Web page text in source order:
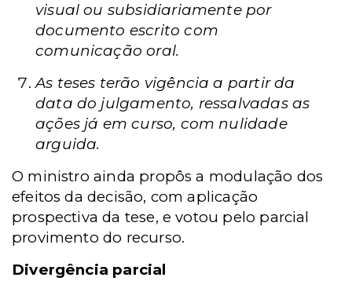
visual ou subsidiariamente por
documento escrito com
comunicação oral.
As teses terão vigência a partir da
data do julgamento, ressalvadas as
ações já em curso, com nulidade
arguida.
O ministro ainda propôs a modulação dos
efeitos da decisão, com aplicação
prospectiva da tese, e votou pelo parcial
provimento do recurso.
Divergência parcial